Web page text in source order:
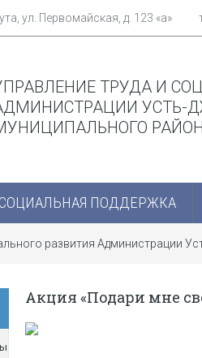
ул. Первомайская, д. 123 «а»
ТРУДА И
УСТЬ-
СОЦИАЛЬНАЯ ПОДДЕРЖКА
развития Администрации
Акция «Подари мне